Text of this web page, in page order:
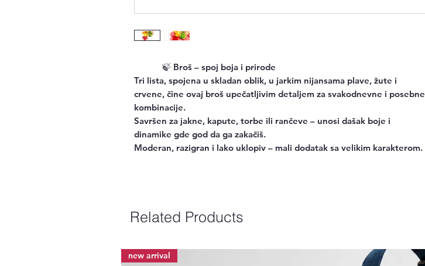
🍃 Broš – spoj boja i prirode
Tri lista, spojena u skladan oblik, u jarkim nijansama plave, žute i
crvene, čine ovaj broš upečatljivim detaljem za svakodnevne i posebne
kombinacije.
Savršen za jakne, kapute, torbe ili rančeve – unosi dašak boje i
dinamike gde god da ga zakačiš.
Moderan, razigran i lako uklopiv – mali dodatak sa velikim karakterom.
Related Products
new arrival